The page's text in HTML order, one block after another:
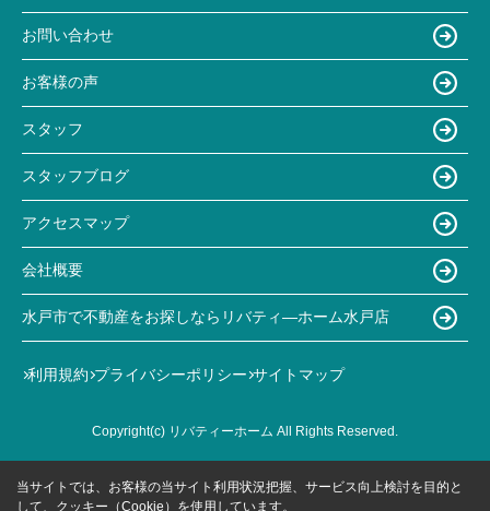
お問い合わせ
お客様の声
スタッフ
スタッフブログ
アクセスマップ
会社概要
水戸市で不動産をお探しならリバティ―ホーム水戸店
利用規約 プライバシーポリシー サイトマップ
Copyright(c) リバティーホーム All Rights Reserved.
当サイトでは、お客様の当サイト利用状況把握、サービス向上検討を目的と
して、クッキー（Cookie）を使用しています。